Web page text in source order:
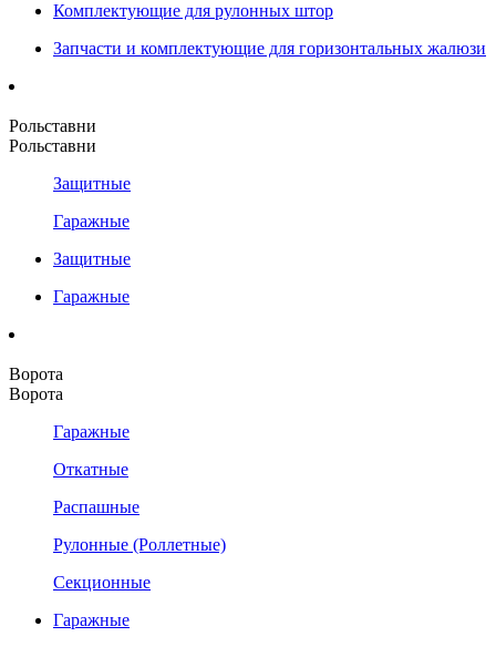
Комплектующие для рулонных штор
Запчасти и комплектующие для горизонтальных жалюзи
Рольставни
Рольставни
Защитные
Гаражные
Защитные
Гаражные
Ворота
Ворота
Гаражные
Откатные
Распашные
Рулонные (Роллетные)
Секционные
Гаражные